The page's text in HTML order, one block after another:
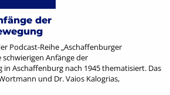
der
Podcast-Reihe „Aschaffenburger
Anfänge der
in Aschaffenburg nach 1945 thematisiert. Das
und Dr. Vaios Kalogrias,